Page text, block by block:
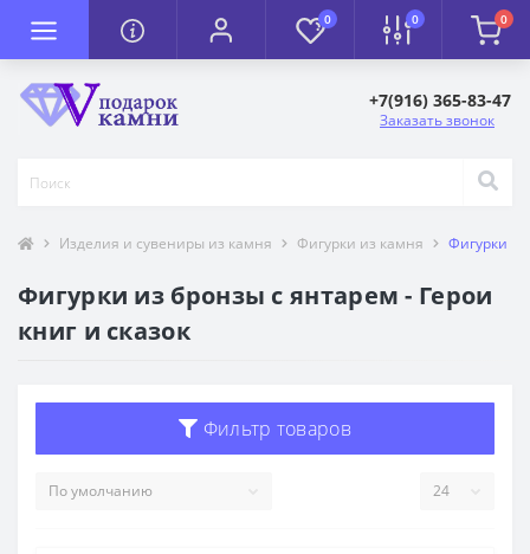
0 0 0
+7(916) 365-83-47
Заказать звонок
Изделия и сувениры из камня Фигурки из камня Фигурки
Фигурки из бронзы с янтарем - Герои
книг и сказок
Фильтр товаров